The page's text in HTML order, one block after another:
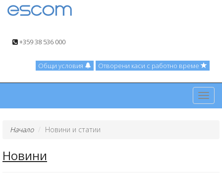
+359 38 536 000
Общи условия Отворени каси с работно време
Начало Новини и статии
Новини